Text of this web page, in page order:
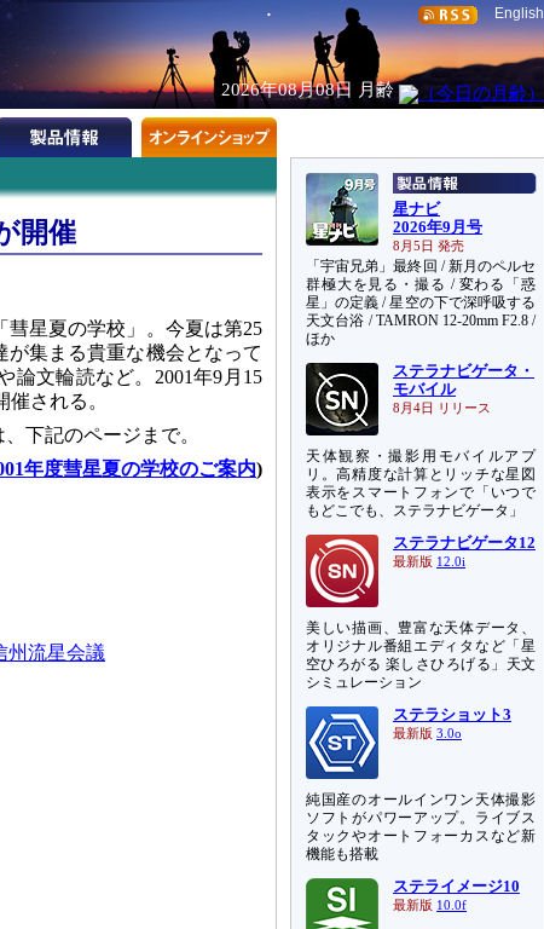
English
2026年08月08日 月齢
開催
星夏の学校」。今夏は第25
集まる貴重な機会となって
論文輪読など。2001年9月15
される。
下記のページまで。
年度彗星夏の学校のご案内)
州流星会議
星ナビ
2026年9月号
8月5日 発売
「宇宙兄弟」最終回 / 新月のペルセ
群極大を見る・撮る / 変わる「惑
星」の定義 / 星空の下で深呼吸する
天文台浴 / TAMRON 12-20mm F2.8 /
ほか
ステラナビゲータ・
モバイル
8月4日 リリース
天体観察・撮影用モバイルアプ
リ。高精度な計算とリッチな星図
表示をスマートフォンで「いつで
もどこでも、ステラナビゲータ」
ステラナビゲータ12
最新版 12.0i
美しい描画、豊富な天体データ、
オリジナル番組エディタなど「星
空ひろがる 楽しさひろげる」天文
シミュレーション
ステラショット3
最新版 3.0o
純国産のオールインワン天体撮影
ソフトがパワーアップ。ライブス
タックやオートフォーカスなど新
機能も搭載
ステライメージ10
最新版 10.0f